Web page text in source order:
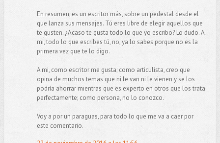
En resumen, es un escritor más, sobre un pedestal desde el
que lanza sus mensajes. Tú eres libre de elegir aquellos que
te gusten. ¿Acaso te gusta todo lo que yo escribo? Lo dudo. A
mi, todo lo que escribes tú, no, ya lo sabes porque no es la
primera vez que te lo digo.
A mi, como escritor me gusta; como articulista, creo que
opina de muchos temas que ni le van ni le vienen y se los
podría ahorrar mientras que es experto en otros que los trata
perfectamente; como persona, no lo conozco.
Voy a por un paraguas, para todo lo que me va a caer por
este comentario.